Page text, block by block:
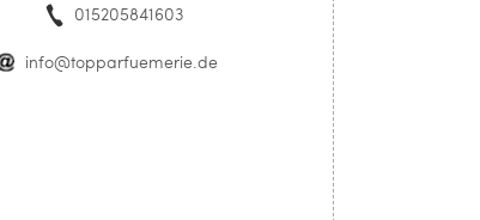
015205841603
info@topparfuemerie.de